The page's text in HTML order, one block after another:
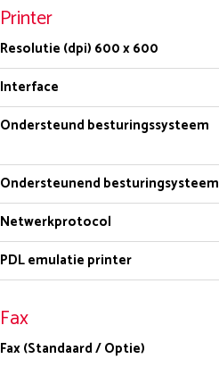
Printer
Resolutie (dpi) 600 x 600
Interface
Ondersteund besturingssysteem
Ondersteunend
Netwerkprotocol
PDL emulatie printer
Fax
Fax (Standaard / Optie)